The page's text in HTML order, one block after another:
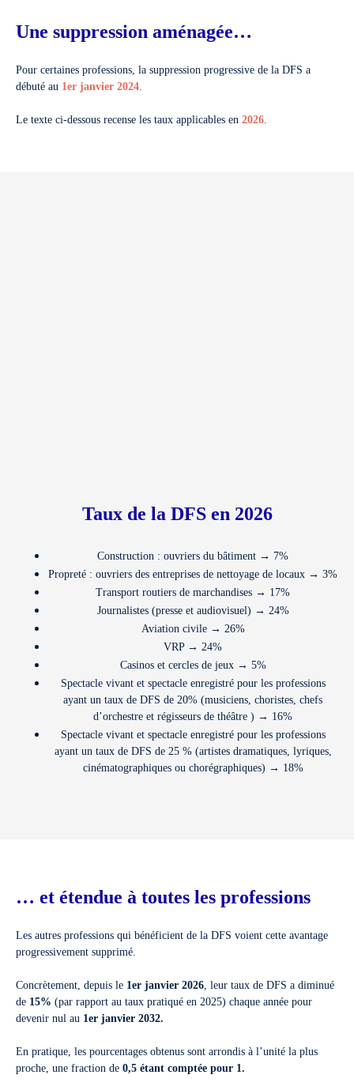
Une suppression aménagée…
Pour certaines professions, la suppression progressive de la DFS a
débuté au 1er janvier 2024.
Le texte ci-dessous recense les taux applicables en 2026.
Taux de la DFS en 2026
Construction : ouvriers du bâtiment → 7%
Propreté : ouvriers des entreprises de nettoyage de locaux → 3%
Transport routiers de marchandises → 17%
Journalistes (presse et audiovisuel) → 24%
Aviation civile → 26%
VRP → 24%
Casinos et cercles de jeux → 5%
Spectacle vivant et spectacle enregistré pour les professions
ayant un taux de DFS de 20% (musiciens, choristes, chefs
d’orchestre et régisseurs de théâtre ) → 16%
Spectacle vivant et spectacle enregistré pour les professions
ayant un taux de DFS de 25 % (artistes dramatiques, lyriques,
cinématographiques ou chorégraphiques) → 18%
… et étendue à toutes les professions
Les autres professions qui bénéficient de la DFS voient cette avantage
progressivement supprimé.
Concrètement, depuis le 1er janvier 2026 , leur taux de DFS a diminué
de 15% (par rapport au taux pratiqué en 2025) chaque année pour
devenir nul au 1er janvier 2032.
En pratique, les pourcentages obtenus sont arrondis à l’unité la plus
proche, une fraction de 0,5 étant comptée pour 1.